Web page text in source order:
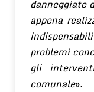
danneggiate
appena
problemi
gli
comunale».